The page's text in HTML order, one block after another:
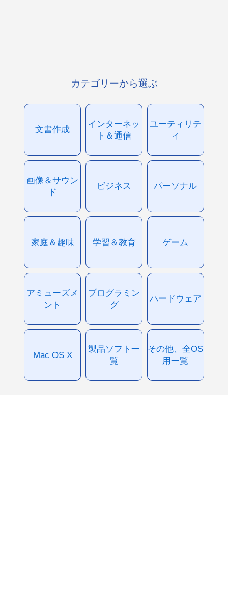
カテゴリーから選ぶ
文書作成
インターネッ
ト＆通信
ユーティリテ
ィ
画像＆サウン
ド
ビジネス パーソナル
家庭＆趣味 学習＆教育 ゲーム
アミューズメ
ント
プログラミン
グ
ハードウェア
Mac OS X
製品ソフト一
覧
その他、全OS
用一覧